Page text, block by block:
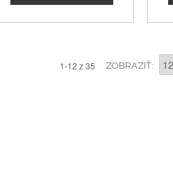
1-12 z 35 ZOBRAZIŤ